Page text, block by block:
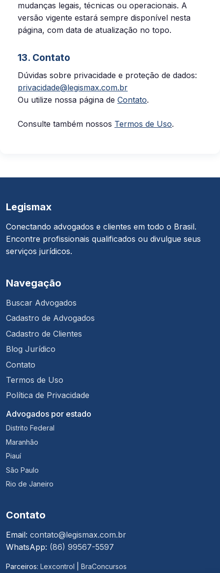
mudanças legais, técnicas ou operacionais. A
versão vigente estará sempre disponível nesta
página, com data de atualização no topo.
13. Contato
Dúvidas sobre privacidade e proteção de dados:
privacidade@legismax.com.br
Ou utilize nossa página de Contato.
Consulte também nossos Termos de Uso.
Legismax
Conectando advogados e clientes em todo o Brasil.
Encontre profissionais qualificados ou divulgue seus
serviços jurídicos.
Navegação
Buscar Advogados
Cadastro de Advogados
Cadastro de Clientes
Blog Jurídico
Contato
Termos de Uso
Política de Privacidade
Advogados por estado
Distrito Federal
Maranhão
Piauí
São Paulo
Rio de Janeiro
Contato
Email: contato@legismax.com.br
WhatsApp: (86) 99567-5597
Parceiros: Lexcontrol BraConcursos